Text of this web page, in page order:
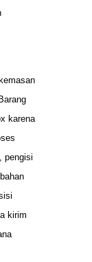
karena
pengisi
kirim